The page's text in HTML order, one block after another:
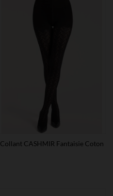
Collant CASHMIR Fantaisie Coton